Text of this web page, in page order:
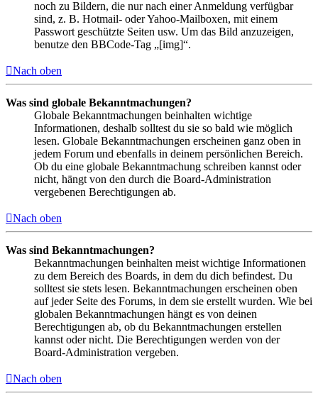
noch zu Bildern, die nur nach einer Anmeldung verfügbar
sind, z. B. Hotmail- oder Yahoo-Mailboxen, mit einem
Passwort geschützte Seiten usw. Um das Bild anzuzeigen,
benutze den BBCode-Tag „[img]“.
Nach oben
Was sind globale Bekanntmachungen?
Globale Bekanntmachungen beinhalten wichtige
Informationen, deshalb solltest du sie so bald wie möglich
lesen. Globale Bekanntmachungen erscheinen ganz oben in
jedem Forum und ebenfalls in deinem persönlichen Bereich.
Ob du eine globale Bekanntmachung schreiben kannst oder
nicht, hängt von den durch die Board-Administration
vergebenen Berechtigungen ab.
Nach oben
Was sind Bekanntmachungen?
Bekanntmachungen beinhalten meist wichtige Informationen
zu dem Bereich des Boards, in dem du dich befindest. Du
solltest sie stets lesen. Bekanntmachungen erscheinen oben
auf jeder Seite des Forums, in dem sie erstellt wurden. Wie bei
globalen Bekanntmachungen hängt es von deinen
Berechtigungen ab, ob du Bekanntmachungen erstellen
kannst oder nicht. Die Berechtigungen werden von der
Board-Administration vergeben.
Nach oben